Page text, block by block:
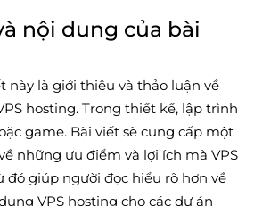
nội dung của bài
này là giới thiệu và thảo luận về
hosting. Trong thiết kế, lập trình
game. Bài viết sẽ cung cấp một
những ưu điểm và lợi ích mà VPS
đó giúp người đọc hiểu rõ hơn về
VPS hosting cho các dự án